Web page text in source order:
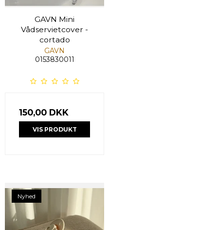
GAVN Mini
Vådservietcover -
cortado
GAVN
0153830011
150,00 DKK
VIS PRODUKT
Nyhed